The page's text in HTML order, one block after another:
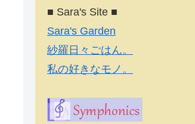
■ Sara's Site ■
Sara's Garden
紗羅日々ごはん。
私の好きなモノ。